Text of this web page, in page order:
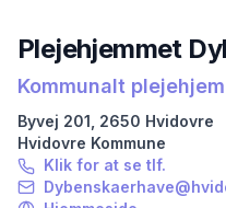
Plejehjemmet
Kommunalt plejehjem
Byvej 201 2650 Hvidovre
Hvidovre Kommune
Klik for at se tlf.